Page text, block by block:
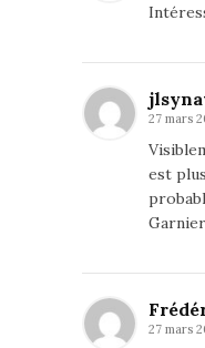
27 mars
est
27 mars